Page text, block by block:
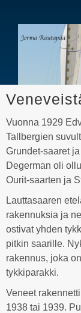
Vuonna 1929
Tallbergien
Grundet-saaret
Degerman oli
Ourit-saarten ja
Lauttasaaren
rakennuksia ja
ostivat yhden
pitkin saarille.
rakennus, joka
tykkiparakki.
Veneet
1938 tai 1939.